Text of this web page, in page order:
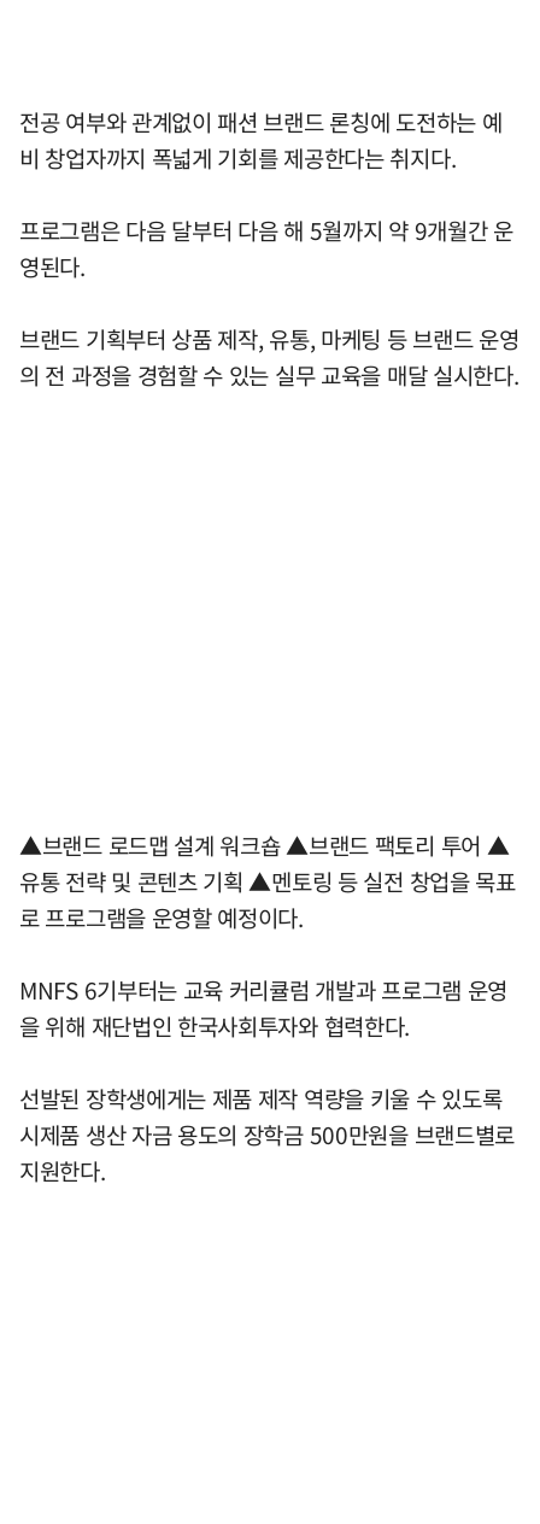
전공 여부와 관계없이 패션 브랜드 론칭에 도전하는 예
비 창업자까지 폭넓게 기회를 제공한다는 취지다.
프로그램은 다음 달부터 다음 해 5월까지 약 9개월간 운
영된다.
브랜드 기획부터 상품 제작, 유통, 마케팅 등 브랜드 운영
의 전 과정을 경험할 수 있는 실무 교육을 매달 실시한다.
▲브랜드 로드맵 설계 워크숍 ▲브랜드 팩토리 투어 ▲
유통 전략 및 콘텐츠 기획 ▲멘토링 등 실전 창업을 목표
로 프로그램을 운영할 예정이다.
MNFS 6기부터는 교육 커리큘럼 개발과 프로그램 운영
을 위해 재단법인 한국사회투자와 협력한다.
선발된 장학생에게는 제품 제작 역량을 키울 수 있도록
시제품 생산 자금 용도의 장학금 500만원을 브랜드별로
지원한다.